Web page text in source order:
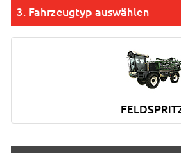
3. Fahrzeugtyp auswählen